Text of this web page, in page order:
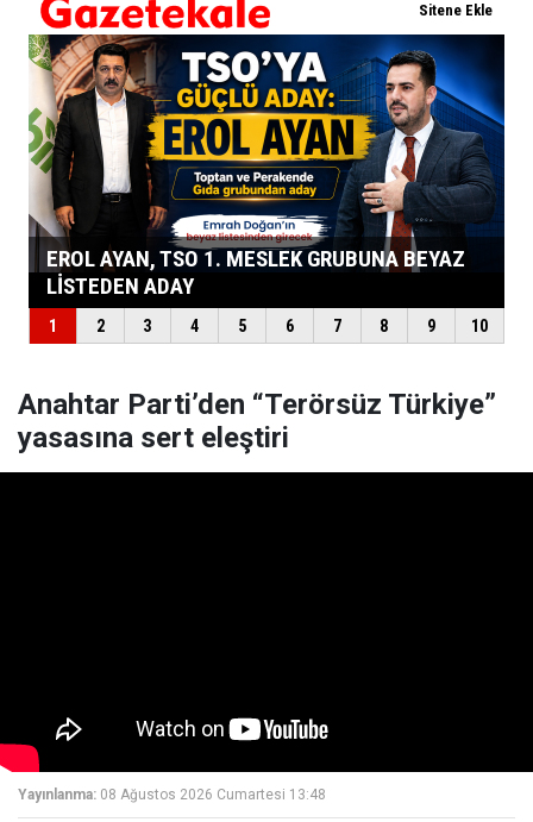
Anahtar Parti’den “Terörsüz Türkiye”
yasasına sert eleştiri
Yayınlanma: 08 Ağustos 2026 Cumartesi 13:48